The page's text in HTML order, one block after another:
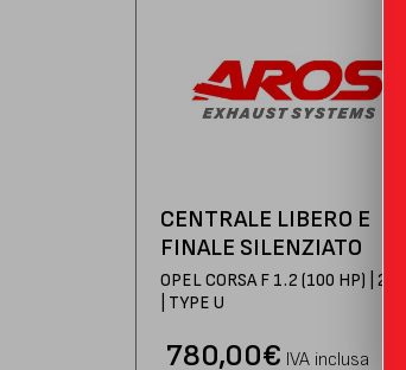
CENTRALE LIBERO E
FINALE SILENZIATO
OPEL CORSA F 1.2 (100 HP) | 2022
| TYPE U
€
780,00 IVA inclusa